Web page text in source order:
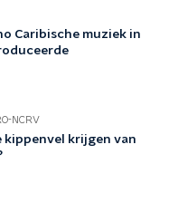
Caribische muziek in
NCRV
kippenvel krijgen van